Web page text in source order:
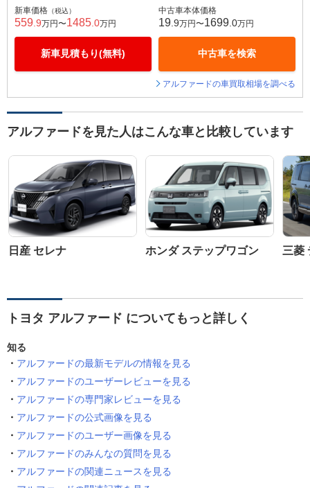
新車価格 （税込）
559 .9万円〜1485 .0万円
新車見積もり(無料)
中古車本体価格
19 .9万円〜1699 .0万円
中古車を検索
アルファードの車買取相場を調べる
アルファードを見た人はこんな車と比較しています
日産 セレナ ホンダ ステップワゴン 三菱
トヨタ アルファード についてもっと詳しく
知る
アルファードの最新モデルの情報を見る
アルファードのユーザーレビューを見る
アルファードの専門家レビューを見る
アルファードの公式画像を見る
アルファードのユーザー画像を見る
アルファードのみんなの質問を見る
アルファードの関連ニュースを見る